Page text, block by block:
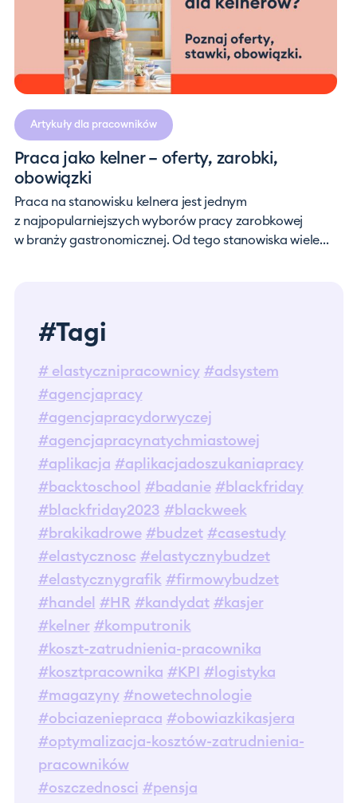
Artykuły dla pracowników
Praca jako kelner – oferty, zarobki,
obowiązki
Praca na stanowisku kelnera jest jednym
z najpopularniejszych wyborów pracy zarobkowej
w branży gastronomicznej. Od tego stanowiska wiele...
#Tagi
# elastycznipracownicy #adsystem
#agencjapracy
#agencjapracydorwyczej
#agencjapracynatychmiastowej
#aplikacja #aplikacjadoszukaniapracy
#backtoschool
#badanie #blackfriday
#blackfriday2023 #blackweek
#brakikadrowe #budzet #casestudy
#elastycznosc #elastycznybudzet
#elastycznygrafik #firmowybudzet
#handel #HR #kandydat #kasjer
#kelner #komputronik
#koszt-zatrudnienia-pracownika
#kosztpracownika #KPI
#logistyka
#magazyny #nowetechnologie
#obciazeniepraca #obowiazkikasjera
#optymalizacja-kosztów-zatrudnienia-
pracowników
#oszczednosci #pensja